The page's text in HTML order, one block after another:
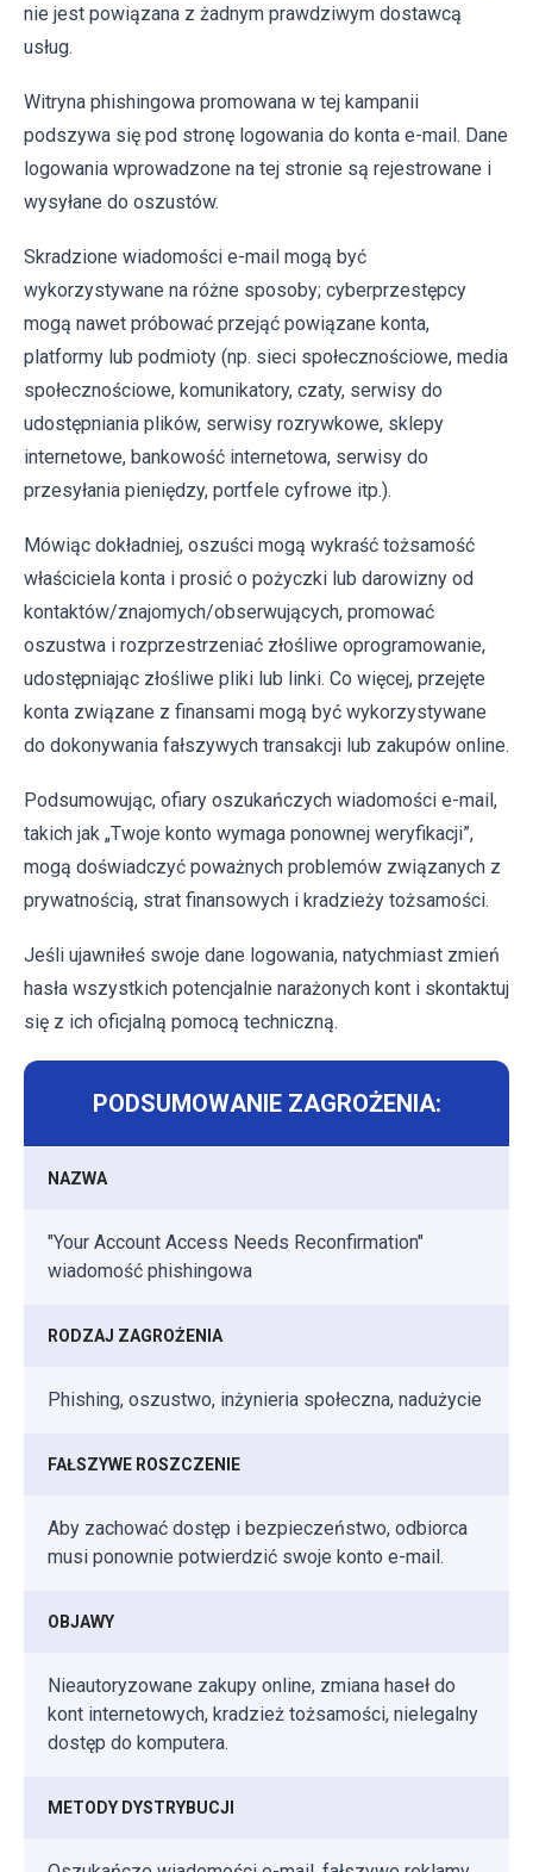
nie jest powiązana z żadnym prawdziwym dostawcą
usług.
Witryna phishingowa promowana w tej kampanii
podszywa się pod stronę logowania do konta e-mail. Dane
logowania wprowadzone na tej stronie są rejestrowane i
wysyłane do oszustów.
Skradzione wiadomości e-mail mogą być
wykorzystywane na różne sposoby; cyberprzestępcy
mogą nawet próbować przejąć powiązane konta,
platformy lub podmioty (np. sieci społecznościowe, media
społecznościowe, komunikatory, czaty, serwisy do
udostępniania plików, serwisy rozrywkowe, sklepy
internetowe, bankowość internetowa, serwisy do
przesyłania pieniędzy, portfele cyfrowe itp.).
Mówiąc dokładniej, oszuści mogą wykraść tożsamość
właściciela konta i prosić o pożyczki lub darowizny od
kontaktów/znajomych/obserwujących, promować
oszustwa i rozprzestrzeniać złośliwe oprogramowanie,
udostępniając złośliwe pliki lub linki. Co więcej, przejęte
konta związane z finansami mogą być wykorzystywane
do dokonywania fałszywych transakcji lub zakupów online.
Podsumowując, ofiary oszukańczych wiadomości e-mail,
takich jak „Twoje konto wymaga ponownej weryfikacji”,
mogą doświadczyć poważnych problemów związanych z
prywatnością, strat finansowych i kradzieży tożsamości.
Jeśli ujawniłeś swoje dane logowania, natychmiast zmień
hasła wszystkich potencjalnie narażonych kont i skontaktuj
się z ich oficjalną pomocą techniczną.
PODSUMOWANIE ZAGROŻENIA:
NAZWA
"Your Account Access Needs Reconfirmation"
wiadomość phishingowa
RODZAJ ZAGROŻENIA
Phishing, oszustwo, inżynieria społeczna, nadużycie
FAŁSZYWE ROSZCZENIE
Aby zachować dostęp i bezpieczeństwo, odbiorca
musi ponownie potwierdzić swoje konto e-mail.
OBJAWY
Nieautoryzowane zakupy online, zmiana haseł do
kont internetowych, kradzież tożsamości, nielegalny
dostęp do komputera.
METODY DYSTRYBUCJI